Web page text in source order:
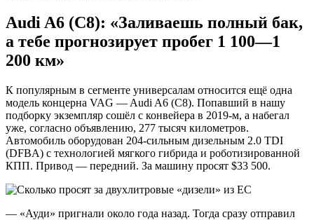
AudiA6 (C8): «Заливаешь полный бак,
а тебе прогнозирует пробег 1 100—1
200 км»
К популярным в сегменте универсалам относится ещё одна
модель концерна VAG — Audi A6 (С8). Попавший в нашу
подборку экземпляр сошёл с конвейера в 2019-м, а набегал
уже, согласно объявлению, 277 тысяч километров.
Автомобиль оборудован 204-сильным дизельным 2.0 TDI
(DFBA) с технологией мягкого гибрида и роботизированной
КПП. Привод — передний. За машину просят $33 500.
— «Ауди» пригнали около года назад. Тогда сразу отправил